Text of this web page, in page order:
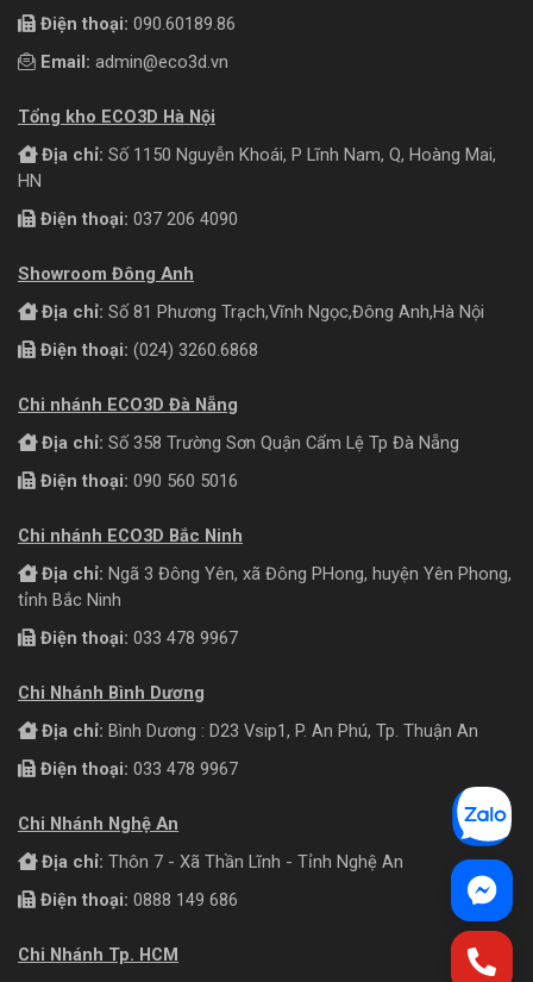
Điện thoại: 090.60189.86
Email: admin@eco3d.vn
Tổng kho ECO3D Hà Nội
Địa chỉ: Số 1150 Nguyễn Khoái, P Lĩnh Nam, Q, Hoàng Mai,
HN
Điện thoại: 037 206 4090
Showroom Đông Anh
Địa chỉ: Số 81 Phương Trạch,Vĩnh Ngọc,Đông Anh,Hà Nội
Điện thoại: (024) 3260.6868
Chi nhánh ECO3D Đà Nẵng
Địa chỉ: Số 358 Trường Sơn Quận Cẩm Lệ Tp Đà Nẵng
Điện thoại: 090 560 5016
Chi nhánh ECO3D Bắc Ninh
Địa chỉ: Ngã 3 Đông Yên, xã Đông PHong, huyện Yên Phong,
tỉnh Bắc Ninh
Điện thoại: 033 478 9967
Chi Nhánh Bình Dương
Địa chỉ: Bình Dương : D23 Vsip1, P. An Phú, Tp. Thuận An
Điện thoại: 033 478 9967
Chi Nhánh Nghệ An
Địa chỉ: Thôn 7 - Xã Thần Lĩnh - Tỉnh Nghệ An
Điện thoại: 0888 149 686
Chi Nhánh Tp. HCM